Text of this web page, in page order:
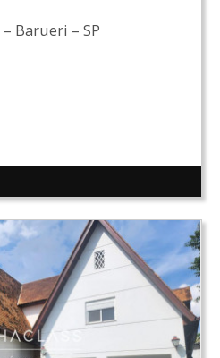
– Barueri – SP